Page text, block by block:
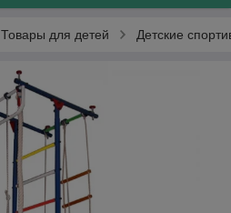
Товары для детей Детские